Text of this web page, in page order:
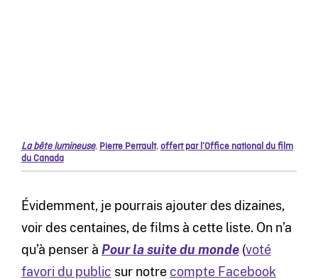
La bête lumineuse, Pierre Perrault,offert par l’Office national du film
du Canada
Évidemment, je pourrais ajouter des dizaines,
voir des centaines, de films à cette liste. On n’a
qu’à penser à Pour la suite du monde(voté
favori du public sur notrecompte Facebook